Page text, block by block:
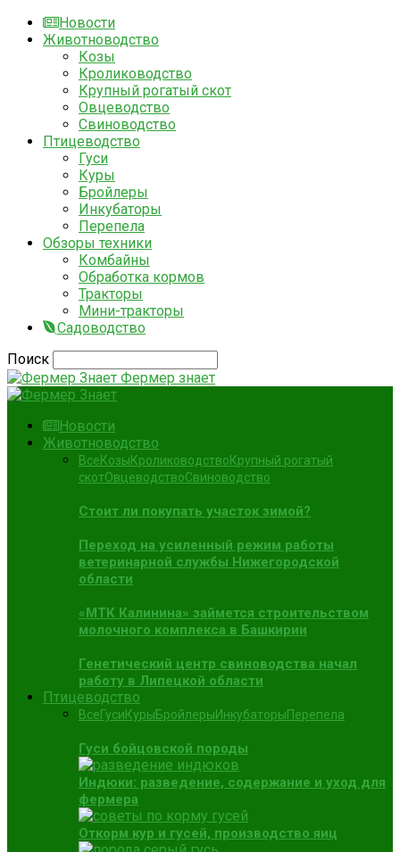
Новости
Животноводство
Козы
Кролиководство
Крупный рогатый скот
Овцеводство
Свиноводство
Птицеводство
Гуси
Куры
Бройлеры
Инкубаторы
Перепела
Обзоры техники
Комбайны
Обработка кормов
Тракторы
Мини-тракторы
Садоводство
Поиск
Фермер знает
Новости
Животноводство
ВсеКозыКролиководствоКрупный рогатый
скотОвцеводствоСвиноводство
Стоит ли покупать участок зимой?
Переход на усиленный режим работы
ветеринарной службы Нижегородской
области
«МТК Калинина» займется строительством
молочного комплекса в Башкирии
Генетический центр свиноводства начал
работу в Липецкой области
Птицеводство
ВсеГусиКурыБройлерыИнкубаторыПерепела
Гуси бойцовской породы
Индюки: разведение, содержание и уход для
фермера
Откорм кур и гусей, производство яиц